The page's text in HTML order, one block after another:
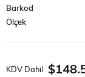
Barkod
Ölçek
KDV Dahil